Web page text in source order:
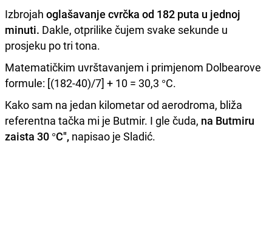
Izbrojah oglašavanje cvrčka od 182 puta u jednoj
minuti. Dakle, otprilike čujem svake sekunde u
prosjeku po tri tona.
Matematičkim uvrštavanjem i primjenom Dolbearove
formule: [(182-40)/7] + 10 = 30,3 °C.
Kako sam na jedan kilometar od aerodroma, bliža
referentna tačka mi je Butmir. I gle čuda, na Butmiru
zaista 30 °C", napisao je Sladić.